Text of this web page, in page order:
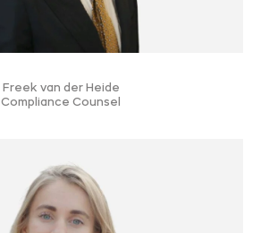
Freek van der Heide
Compliance Counsel